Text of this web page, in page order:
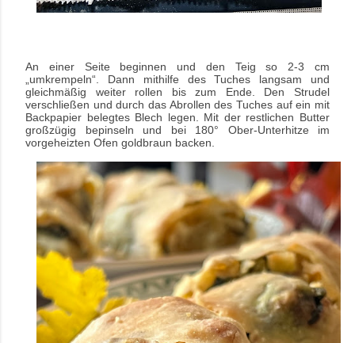
An einer Seite beginnen und den Teig so 2-3 cm
„umkrempeln“. Dann mithilfe des Tuches langsam und
gleichmäßig weiter rollen bis zum Ende. Den Strudel
verschließen und durch das Abrollen des Tuches auf ein mit
Backpapier belegtes Blech legen. Mit der restlichen Butter
großzügig bepinseln und bei 180° Ober-Unterhitze im
vorgeheizten Ofen goldbraun backen.